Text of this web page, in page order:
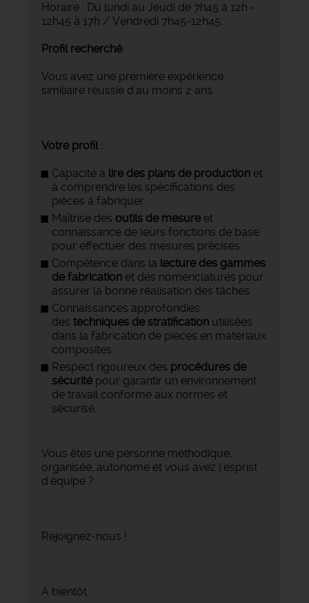
Horaire : Du lundi au Jeudi de 7h45 à 12h -
12h45 à 17h / Vendredi 7h45-12h45.
Profil recherché
Vous avez une première expérience
similiaire réussie d'au moins 2 ans.
Votre profil :
Capacité à lire des plans de production et
à comprendre les spécifications des
pièces à fabriquer.
Maîtrise des outils de mesureet
connaissance de leurs fonctions de base
pour effectuer des mesures précises.
Compétence dans la lecture des gammes
de fabrication et des nomenclatures pour
assurer la bonne réalisation des tâches.
Connaissances approfondies
des techniques de stratification utilisées
dans la fabrication de pièces en matériaux
composites.
Respect rigoureux des procédures de
sécuritépour garantir un environnement
de travail conforme aux normes et
sécurisé.
Vous êtes une personne méthodique,
organisée, autonome et vous avez l'esprist
d'équipe ?
Rejoignez-nous !
A bientôt,